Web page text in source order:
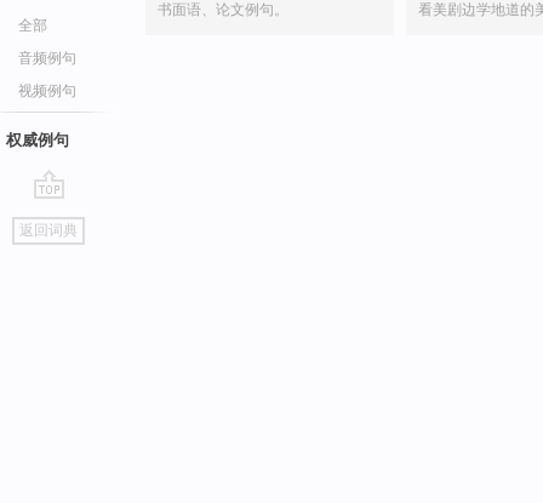
全部
音频例句
视频例句
权威例句
go
top
返回词典
书面语、论文例句。
看美剧边学地道的